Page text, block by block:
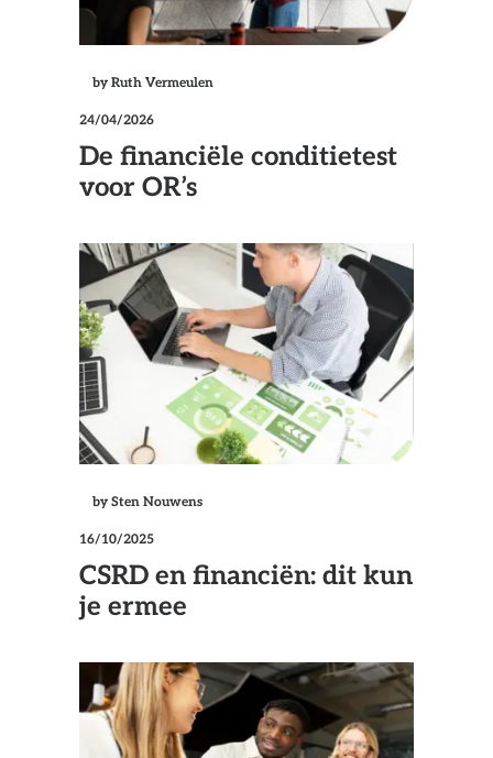
by Ruth Vermeulen
24/04/2026
De financiële conditietest
voor OR’s
by Sten Nouwens
16/10/2025
CSRD en financiën: dit kun
je ermee